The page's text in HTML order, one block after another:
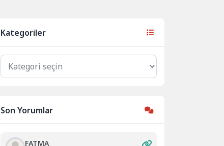
Kategoriler
Kategoriler
Son Yorumlar
FATMA